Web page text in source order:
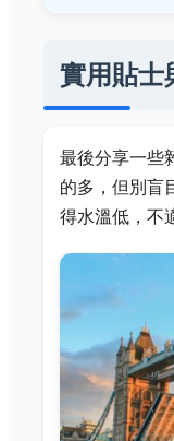
實用貼士
最後分享一些
的多，但別盲
得水溫低，不